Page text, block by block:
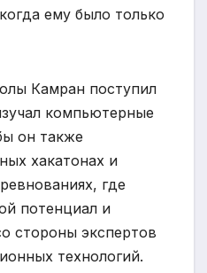
ему было только
Камран поступил
компьютерные
он также
хакатонах и
где
потенциал и
стороны экспертов
технологий.